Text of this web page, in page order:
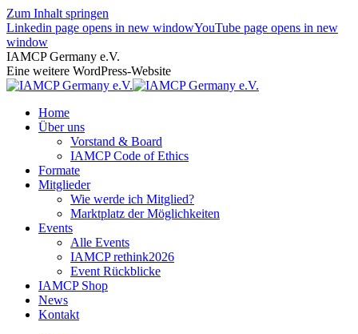
Zum Inhalt springen
Linkedin page opens in new windowYouTube page opens in new
window
IAMCP Germany e.V.
Eine weitere WordPress-Website
Home
Über uns
Vorstand & Board
IAMCP Code of Ethics
Formate
Mitglieder
Wie werde ich Mitglied?
Marktplatz der Möglichkeiten
Events
Alle Events
IAMCP rethink2026
Event Rückblicke
IAMCP Shop
News
Kontakt